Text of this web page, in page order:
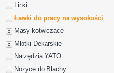
Linki
Ławki do pracy na wysokości
Masy kotwiczące
Młotki Dekarskie
Narzędzia YATO
Nożyce do Blachy